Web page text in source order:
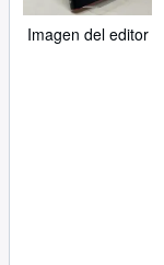
Imagen del editor